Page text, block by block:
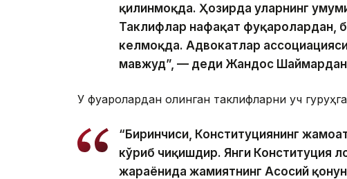
қилинмоқда. Ҳозирда уларнинг
Таклифлар нафақат фуқаролардан,
келмоқда. Адвокатлар
мавжуд”, — деди Жандос
У фуқаролардан олинган таклифларни уч
“Биринчиси, Конституциянинг
кўриб чиқишдир. Янги Конституция
жараёнида жамиятнинг Асосий